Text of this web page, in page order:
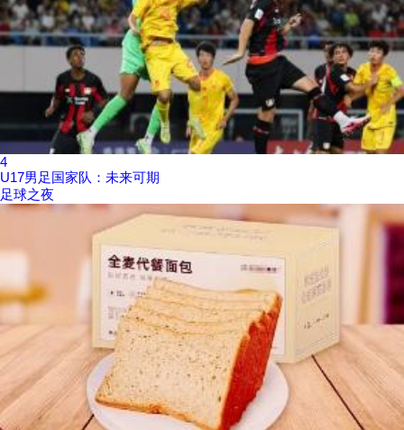
4
U17男足国家队：未来可期
足球之夜